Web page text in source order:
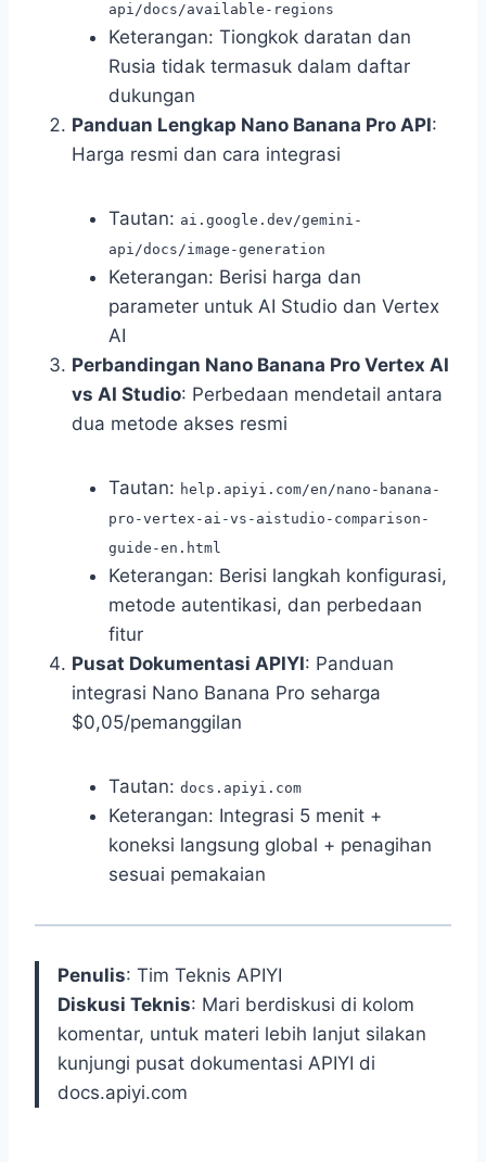
api/docs/available-regions
Keterangan: Tiongkok daratan dan
Rusia tidak termasuk dalam daftar
dukungan
Panduan Lengkap Nano Banana Pro API:
Harga resmi dan cara integrasi
Tautan: ai.google.dev/gemini-
api/docs/image-generation
Keterangan: Berisi harga dan
parameter untuk AI Studio dan Vertex
AI
Perbandingan Nano Banana Pro Vertex AI
vs AI Studio: Perbedaan mendetail antara
dua metode akses resmi
Tautan: help.apiyi.com/en/nano-banana-
pro-vertex-ai-vs-aistudio-comparison-
guide-en.html
Keterangan: Berisi langkah konfigurasi,
metode autentikasi, dan perbedaan
fitur
Pusat Dokumentasi APIYI: Panduan
integrasi Nano Banana Pro seharga
$0,05/pemanggilan
Tautan: docs.apiyi.com
Keterangan: Integrasi 5 menit +
koneksi langsung global + penagihan
sesuai pemakaian
Penulis: Tim Teknis APIYI
Diskusi Teknis: Mari berdiskusi di kolom
komentar, untuk materi lebih lanjut silakan
kunjungi pusat dokumentasi APIYI di
docs.apiyi.com